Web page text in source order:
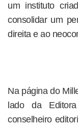
um instituto
consolidar um
direita e ao
Na página do
lado da
conselheiro